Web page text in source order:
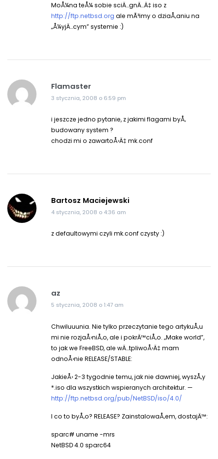
MoÅ¼na teÅ¼ sobie sciÄ…gnÄ…Ä‡ iso z
http://ftp.netbsd.org ale mÃ³imy o dziaÅ‚aniu na
„Å¼yjÄ…cym” systemie :)
Flamaster
3 stycznia, 2008 o 6:59 pm
i jeszcze jedno pytanie, z jakimi flagami byÅ‚
budowany system ?
chodzi mi o zawartoÅ›Ä‡ mk.conf
Bartosz Maciejewski
4 stycznia, 2008 o 4:36 am
z defaultowymi czyli mk.conf czysty :)
az
5 stycznia, 2008 o 1:47 am
Chwiluuunia. Nie tylko przeczytanie tego artykuÅ‚u
mi nie rozjaÅ›niÅ‚o, ale i pokrÄ™ciÅ‚o. „Make world”,
to jak we FreeBSD, ale wÄ…tpliwoÅ›Ä‡ mam
odnoÅ›nie RELEASE/STABLE:
JakieÅ› 2-3 tygodnie temu, jak nie dawniej, wyszÅ‚y
*.iso dla wszystkich wspieranych architektur. —
http://ftp.netbsd.org/pub/NetBSD/iso/4.0/
I co to byÅ‚o? RELEASE? ZainstalowaÅ‚em, dostajÄ™:
sparc# uname -mrs
NetBSD 4.0 sparc64